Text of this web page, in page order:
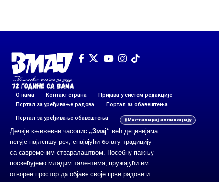
О нама Контакт страна
Пријава у систем редакције
Портал за уређивање радова
Портал за обавештења
Портал за уређивање обавештења Инсталирај апликацију
Дечији књижевни часопис „Змај“ већ деценијама
негује најлепшу реч, спајајући богату традицију
са савременим стваралаштвом. Посебну пажњу
посвећујемо младим талентима, пружајући им
отворен простор да објаве своје прве радове и